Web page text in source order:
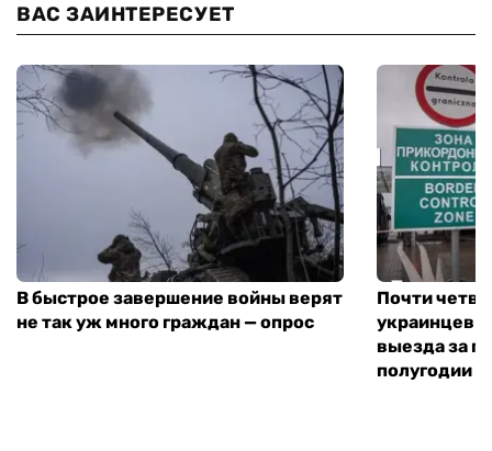
ВАС ЗАИНТЕРЕСУЕТ
В быстрое завершение войны верят
не так уж много граждан — опрос
Почти
украинцев
выезда за
полугодии